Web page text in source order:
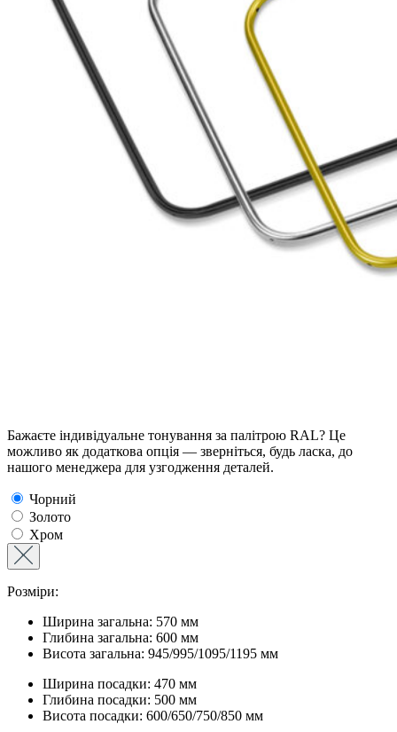
Бажаєте індивідуальне тонування за палітрою RAL? Це
можливо як додаткова опція — зверніться, будь ласка, до
нашого менеджера для узгодження деталей.
Чорний
Золото
Хром
Розміри:
Ширина загальна: 570 мм
Глибина загальна: 600 мм
Висота загальна: 945/995/1095/1195 мм
Ширина посадки: 470 мм
Глибина посадки: 500 мм
Висота посадки: 600/650/750/850 мм